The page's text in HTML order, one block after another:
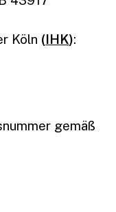
Köln (IHK):
gemäß